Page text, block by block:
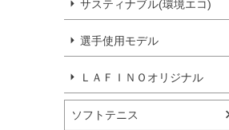
サスティナブル(環境エコ)
選手使用モデル
ＬＡＦＩＮＯオリジナル
ソフトテニス